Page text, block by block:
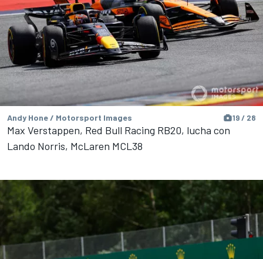
Andy Hone / Motorsport Images 19 / 28
Max Verstappen, Red Bull Racing RB20, lucha con
Lando Norris, McLaren MCL38